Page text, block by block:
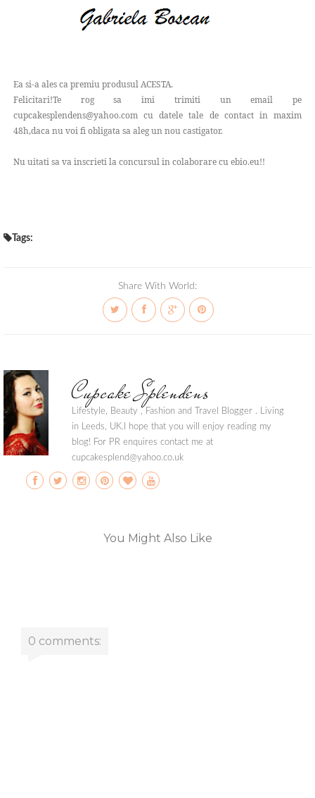
Ea si-a ales ca premiu produsul ACESTA.
Felicitari!Te rog sa imi trimiti un email pe
cupcakesplendens@yahoo.com cu datele tale de contact in maxim
48h,daca nu voi fi obligata sa aleg un nou castigator.
Nu uitati sa va inscrieti la concursul in colaborare cu ebio.eu!!
Tags:
Share With World:
Cupcake Splendens
Lifestyle, Beauty , Fashion and Travel Blogger . Living
in Leeds, UK.I hope that you will enjoy reading my
blog! For PR enquires contact me at
cupcakesplend@yahoo.co.uk
You Might Also Like
0 comments: